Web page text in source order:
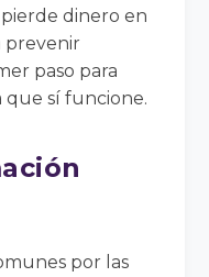
dinero en
prevenir
paso para
que sí funcione.
por las